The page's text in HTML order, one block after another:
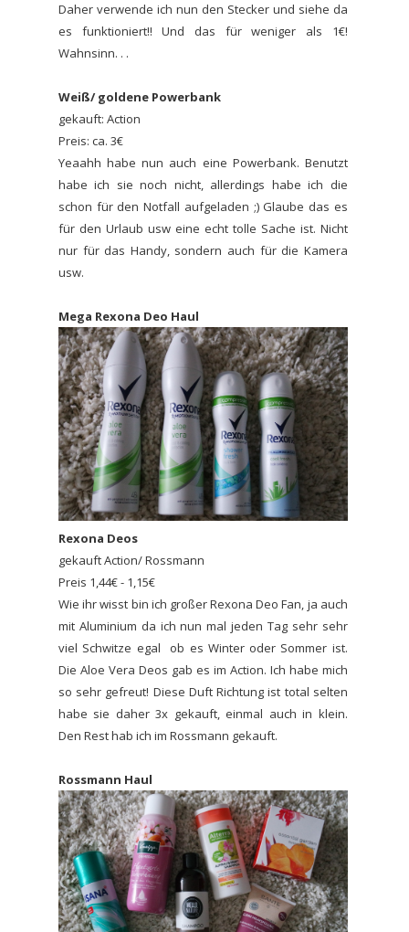
Daher verwende ich nun den Stecker und siehe da
es funktioniert!! Und das für weniger als 1€!
Wahnsinn. . .
Weiß/ goldene Powerbank
gekauft: Action
Preis: ca. 3€
Yeaahh habe nun auch eine Powerbank. Benutzt
habe ich sie noch nicht, allerdings habe ich die
schon für den Notfall aufgeladen ;) Glaube das es
für den Urlaub usw eine echt tolle Sache ist. Nicht
nur für das Handy, sondern auch für die Kamera
usw.
Mega Rexona Deo Haul
Rexona Deos
gekauft Action/ Rossmann
Preis 1,44€ - 1,15€
Wie ihr wisst bin ich großer Rexona Deo Fan, ja auch
mit Aluminium da ich nun mal jeden Tag sehr sehr
viel Schwitze egal ob es Winter oder Sommer ist.
Die Aloe Vera Deos gab es im Action. Ich habe mich
so sehr gefreut! Diese Duft Richtung ist total selten
habe sie daher 3x gekauft, einmal auch in klein.
Den Rest hab ich im Rossmann gekauft.
Rossmann Haul